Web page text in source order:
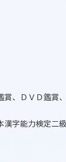
、ＤＶＤ鑑賞
字能力検定二